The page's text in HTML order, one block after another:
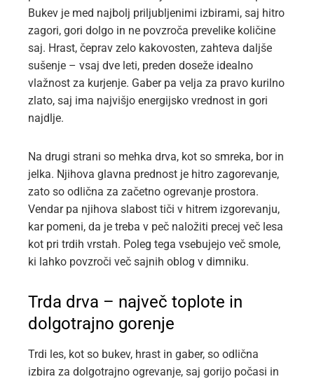
Bukev je med najbolj priljubljenimi izbirami, saj hitro
zagori, gori dolgo in ne povzroča prevelike količine
saj. Hrast, čeprav zelo kakovosten, zahteva daljše
sušenje – vsaj dve leti, preden doseže idealno
vlažnost za kurjenje. Gaber pa velja za pravo kurilno
zlato, saj ima najvišjo energijsko vrednost in gori
najdlje.
Na drugi strani so mehka drva, kot so smreka, bor in
jelka. Njihova glavna prednost je hitro zagorevanje,
zato so odlična za začetno ogrevanje prostora.
Vendar pa njihova slabost tiči v hitrem izgorevanju,
kar pomeni, da je treba v peč naložiti precej več lesa
kot pri trdih vrstah. Poleg tega vsebujejo več smole,
ki lahko povzroči več sajnih oblog v dimniku.
Trda drva – največ toplote in
dolgotrajno gorenje
Trdi les, kot so bukev, hrast in gaber, so odlična
izbira za dolgotrajno ogrevanje, saj gorijo počasi in